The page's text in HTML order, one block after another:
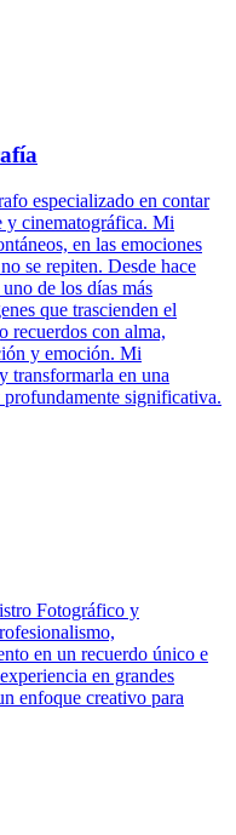
especializado en contar
y cinematográfica. Mi
en las emociones
se repiten. Desde hace
de los días más
que trascienden el
recuerdos con alma,
y emoción. Mi
transformarla en una
significativa.
Fotográfico y
en un recuerdo único e
en grandes
enfoque creativo para